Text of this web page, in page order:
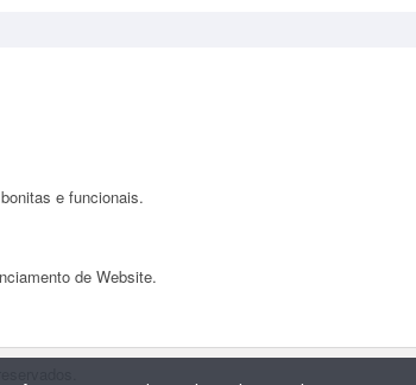
e funcionais.
de Website.